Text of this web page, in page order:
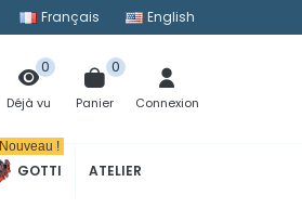
Français English
Déjà vu
0
Panier
0
Connexion
GOTTI
Nouveau !
ATELIER